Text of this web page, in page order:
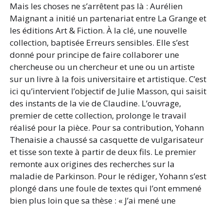
Mais les choses ne s’arrêtent pas là : Aurélien
Maignant a initié un partenariat entre La Grange et
les éditions Art & Fiction. À la clé, une nouvelle
collection, baptisée Erreurs sensibles. Elle s’est
donné pour principe de faire collaborer une
chercheuse ou un chercheur et une ou un artiste
sur un livre à la fois universitaire et artistique. C’est
ici qu’intervient l’objectif de Julie Masson, qui saisit
des instants de la vie de Claudine. L’ouvrage,
premier de cette collection, prolonge le travail
réalisé pour la pièce. Pour sa contribution, Yohann
Thenaisie a chaussé sa casquette de vulgarisateur
et tisse son texte à partir de deux fils. Le premier
remonte aux origines des recherches sur la
maladie de Parkinson. Pour le rédiger, Yohann s’est
plongé dans une foule de textes qui l’ont emmené
bien plus loin que sa thèse : « J’ai mené une